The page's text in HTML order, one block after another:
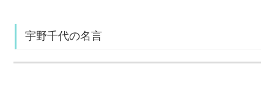
宇野千代の名言